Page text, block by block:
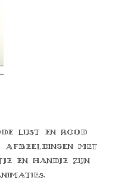
lijst en rood
met
en handje zijn